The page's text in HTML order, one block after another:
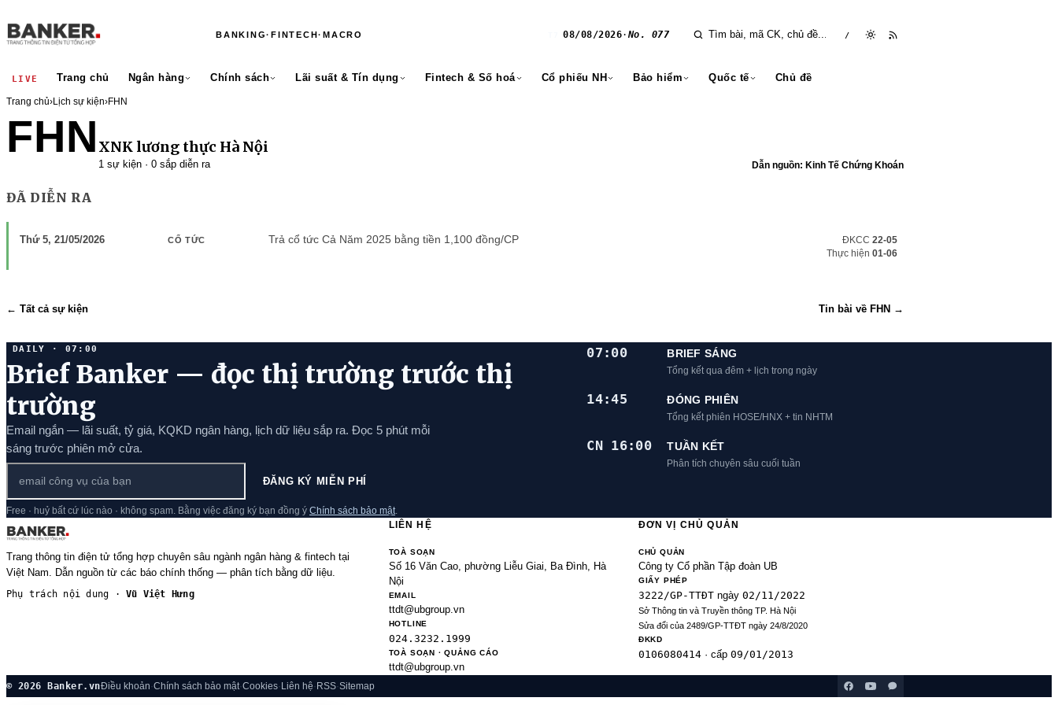
BANKING·FINTECH·MACRO 08/08/2026· No. 077 /
LIVE Trang chủ Ngân hàng Chính sách Lãi suất & Tín dụng Fintech & Số hoá Cổ phiếu NH Bảo hiểm Quốc tế Chủ đề
Trang chủ›Lịch sự kiện›FHN
FHN XNK lương thực Hà Nội
1 sự kiện · 0 sắp diễn ra Dẫn nguồn: Kinh Tế Chứng Khoán
ĐÃ DIỄN RA
Thứ 5, 21/05/2026 CỔ TỨC Trả cổ tức Cả Năm 2025 bằng tiền 1,100 đồng/CP ĐKCC 22-05
Thực hiện 01-06
← Tất cả sự kiện Tin bài về FHN →
DAILY · 07:00
Brief Banker — đọc thị trường trước thị
trường
Email ngắn — lãi suất, tỷ giá, KQKD ngân hàng, lịch dữ liệu sắp ra. Đọc 5 phút mỗi
sáng trước phiên mở cửa.
ĐĂNG KÝ MIỄN PHÍ
Free · huỷ bất cứ lúc nào · không spam. Bằng việc đăng ký bạn đồng ý Chính sách bảo mật
07:00 BRIEF SÁNG
Tổng kết qua đêm + lịch trong ngày
14:45 ĐÓNG PHIÊN
Tổng kết phiên HOSE/HNX + tin NHTM
CN 16:00 TUẦN KẾT
Phân tích chuyên sâu cuối tuần
Trang thông tin điện tử tổng hợp chuyên sâu ngành ngân hàng & fintech tại
Việt Nam. Dẫn nguồn từ các báo chính thống — phân tích bằng dữ liệu.
Phụ trách nội dung ·Vũ Việt Hưng
LIÊN HỆ
TOÀ SOẠN
Số 16 Văn Cao, phường Liễu Giai, Ba Đình, Hà
Nội
EMAIL
ttdt@ubgroup.vn
HOTLINE
024.3232.1999
TOÀ SOẠN · QUẢNG CÁO
ttdt@ubgroup.vn
ĐƠN VỊ CHỦ QUẢN
CHỦ QUẢN
Công ty Cổ phần Tập đoàn UB
GIẤY PHÉP
3222/GP-TTĐTngày 02/11/2022
Sở Thông tin và Truyền thông TP. Hà Nội
Sửa đổi của 2489/GP-TTĐT ngày 24/8/2020
ĐKKD
0106080414· cấp 09/01/2013
© 2026 Banker.vnĐiều khoản·Chính sách bảo mật·Cookies· Liên hệ· RSS·Sitemap